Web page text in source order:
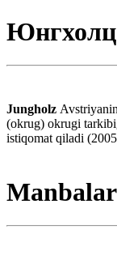
Юнгхолц
Jungholz
(okrug) okrugi
istiqomat qiladi
Manbalar